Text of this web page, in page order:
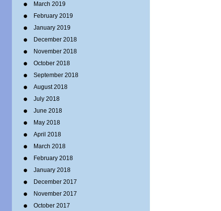
March 2019
February 2019
January 2019
December 2018
November 2018
October 2018
September 2018
August 2018
July 2018
June 2018
May 2018
April 2018
March 2018
February 2018
January 2018
December 2017
November 2017
October 2017